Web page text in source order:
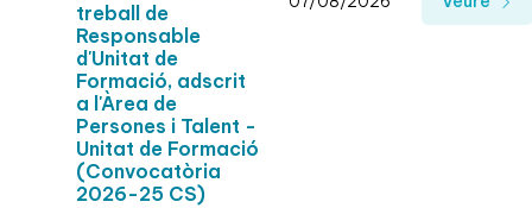
treball de
Responsable
d'Unitat de
Formació, adscrit
a l'Àrea de
Persones i Talent -
Unitat de Formació
(Convocatòria
2026-25 CS)